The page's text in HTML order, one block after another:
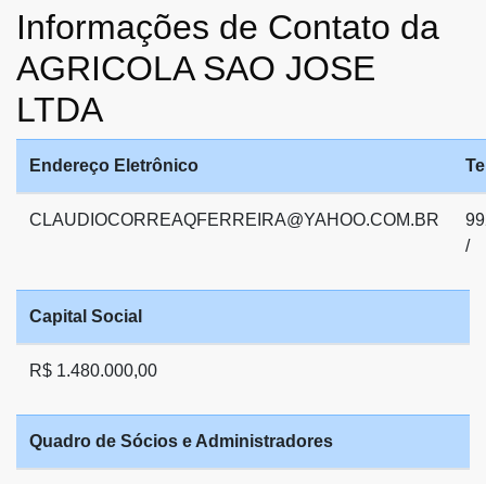
Informações de Contato da
AGRICOLA SAO JOSE
LTDA
Endereço Eletrônico
CLAUDIOCORREAQFERREIRA@YAHOO.COM.BR
/
Capital Social
R$ 1.480.000,00
Quadro de Sócios e Administradores